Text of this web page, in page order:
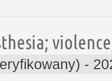
-